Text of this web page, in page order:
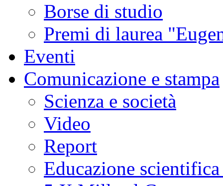
Borse di studio
Premi di laurea
Eventi
Comunicazione e stampa
Scienza e società
Video
Report
Educazione